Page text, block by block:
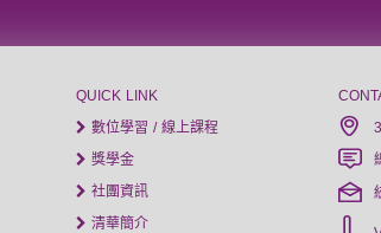
QUICK LINK
數位學習 / 線上課程
獎學金
社團資訊
清華簡介